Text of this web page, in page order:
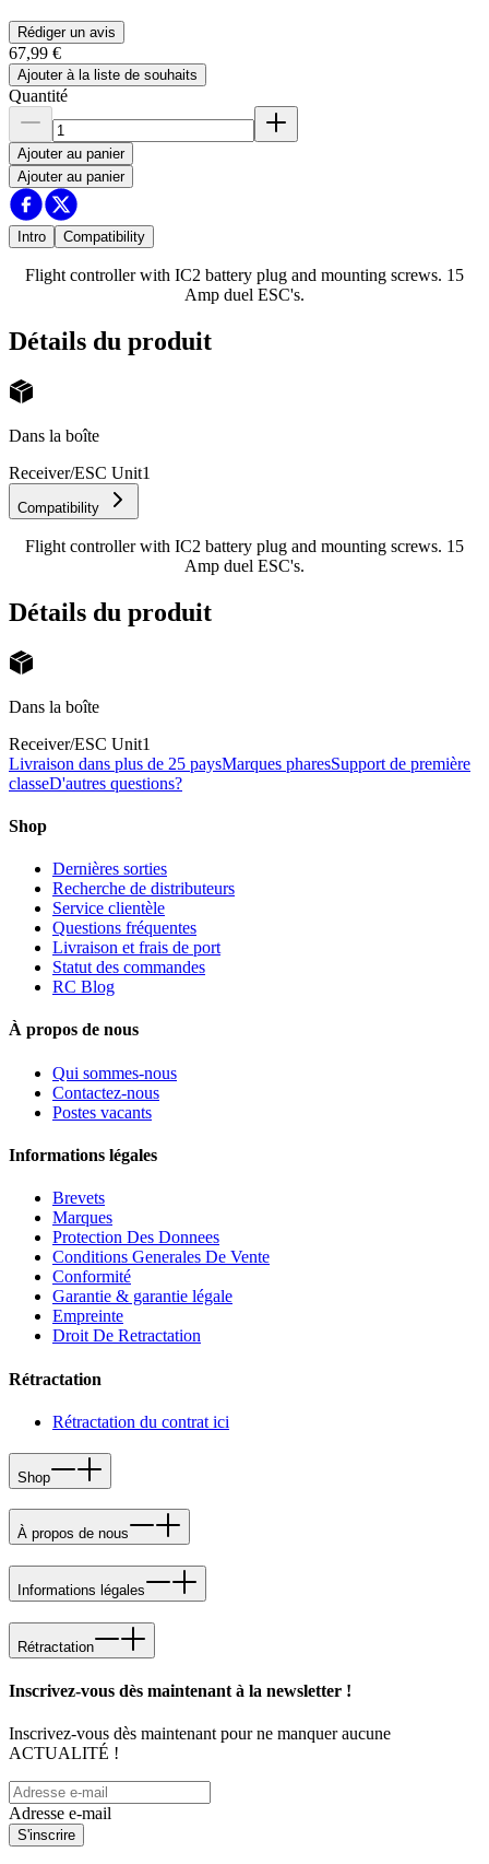
Rédiger un avis
67,99 €
Ajouter à la liste de souhaits
Quantité
Ajouter au panier
Ajouter au panier
Intro Compatibility
Flight controller with IC2 battery plug and mounting screws. 15
Amp duel ESC's.
Détails du produit
Dans la boîte
Receiver/ESC Unit1
Compatibility
Flight controller with IC2 battery plug and mounting screws. 15
Amp duel ESC's.
Détails du produit
Dans la boîte
Receiver/ESC Unit1
Livraison dans plus de 25 paysMarques pharesSupport de première
classeD'autres questions?
Shop
Dernières sorties
Recherche de distributeurs
Service clientèle
Questions fréquentes
Livraison et frais de port
Statut des commandes
RC Blog
À propos de nous
Qui sommes-nous
Contactez-nous
Postes vacants
Informations légales
Brevets
Marques
Protection Des Donnees
Conditions Generales De Vente
Conformité
Garantie & garantie légale
Empreinte
Droit De Retractation
Rétractation
Rétractation du contrat ici
Shop
À propos de nous
Informations légales
Rétractation
Inscrivez-vous dès maintenant à la newsletter !
Inscrivez-vous dès maintenant pour ne manquer aucune
ACTUALITÉ !
Adresse e-mail
S'inscrire